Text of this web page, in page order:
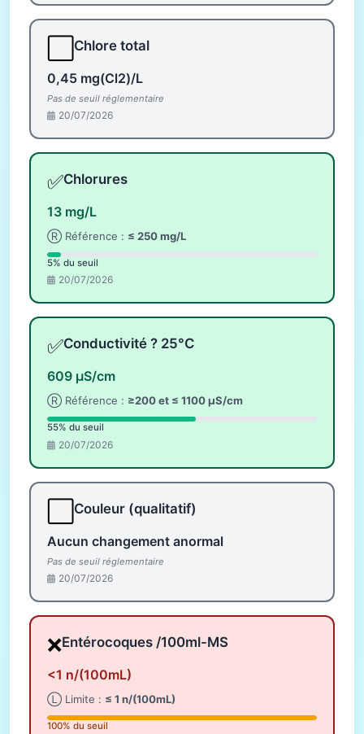
Chlore total
0,45 mg(Cl2)/L
Pas de seuil réglementaire
20/07/2026
✅Chlorures
13 mg/L
Ⓡ Référence : ≤ 250 mg/L
5% du seuil
20/07/2026
✅Conductivité ? 25°C
609 µS/cm
Ⓡ Référence : ≥200 et ≤ 1100 µS/cm
55% du seuil
20/07/2026
Couleur (qualitatif)
Aucun changement anormal
Pas de seuil réglementaire
20/07/2026
❌Entérocoques /100ml-MS
<1 n/(100mL)
Ⓛ Limite : ≤ 1 n/(100mL)
100% du seuil